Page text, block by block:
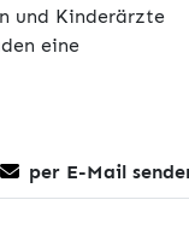
und Kinderärzte
eine
per E-Mail